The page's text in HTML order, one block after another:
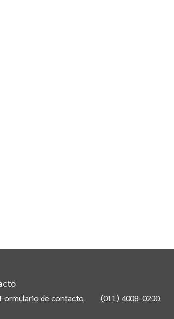
Formulario de contacto (011) 4008-0200